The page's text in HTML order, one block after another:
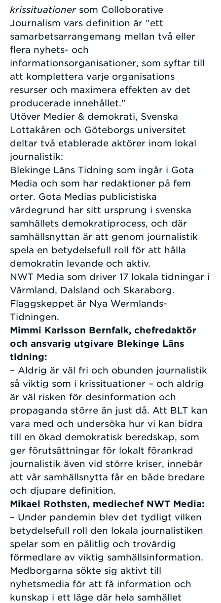
krissituationersom Colloborative
Journalism vars definition är "ett
samarbetsarrangemang mellan två eller
flera nyhets- och
informationsorganisationer, som syftar till
att komplettera varje organisations
resurser och maximera effekten av det
producerade innehållet."
Utöver Medier & demokrati, Svenska
Lottakåren och Göteborgs universitet
deltar två etablerade aktörer inom lokal
journalistik:
Blekinge Läns Tidning som ingår i Gota
Media och som har redaktioner på fem
orter. Gota Medias publicistiska
värdegrund har sitt ursprung i svenska
samhällets demokratiprocess, och där
samhällsnyttan är att genom journalistik
spela en betydelsefull roll för att hålla
demokratin levande och aktiv.
NWT Media som driver 17 lokala tidningar i
Värmland, Dalsland och Skaraborg.
Flaggskeppet är Nya Wermlands-
Tidningen.
Mimmi Karlsson Bernfalk, chefredaktör
och ansvarig utgivare Blekinge Läns
tidning:
– Aldrig är väl fri och obunden journalistik
så viktig som i krissituationer – och aldrig
är väl risken för desinformation och
propaganda större än just då. Att BLT kan
vara med och undersöka hur vi kan bidra
till en ökad demokratisk beredskap, som
ger förutsättningar för lokalt förankrad
journalistik även vid större kriser, innebär
att vår samhällsnytta får en både bredare
och djupare definition.
Mikael Rothsten, mediechef NWT Media:
– Under pandemin blev det tydligt vilken
betydelsefull roll den lokala journalistiken
spelar som en pålitlig och trovärdig
förmedlare av viktig samhällsinformation.
Medborgarna sökte sig aktivt till
nyhetsmedia för att få information och
kunskap i ett läge där hela samhället